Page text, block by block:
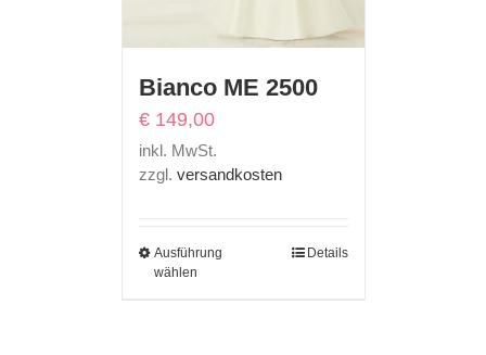
Bianco ME 2500
€149,00
inkl. MwSt.
zzgl. versandkosten
Ausführung
wählen
Details